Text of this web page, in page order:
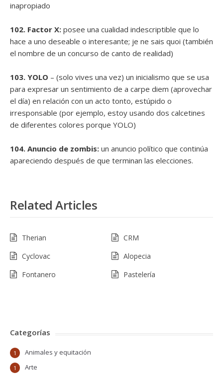
inapropiado
102. Factor X: posee una cualidad indescriptible que lo
hace a uno deseable o interesante; je ne sais quoi (también
el nombre de un concurso de canto de realidad)
103. YOLO – (solo vives una vez) un inicialismo que se usa
para expresar un sentimiento de a carpe diem (aprovechar
el día) en relación con un acto tonto, estúpido o
irresponsable (por ejemplo, estoy usando dos calcetines
de diferentes colores porque YOLO)
104. Anuncio de zombis: un anuncio político que continúa
apareciendo después de que terminan las elecciones.
Related Articles
Therian
CRM
Cyclovac
Alopecia
Fontanero
Pastelería
Categorías
Animales y equitación
1
Arte
1